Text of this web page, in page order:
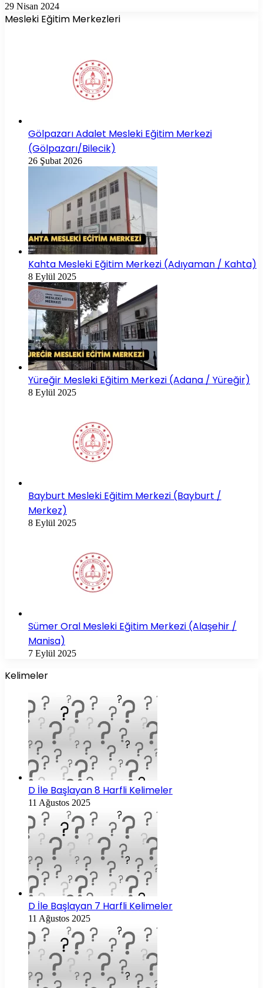
29 Nisan 2024
Mesleki Eğitim Merkezleri
Gölpazarı Adalet Mesleki Eğitim Merkezi
(Gölpazarı/Bilecik)
26 Şubat 2026
Kahta Mesleki Eğitim Merkezi (Adıyaman / Kahta)
8 Eylül 2025
Yüreğir Mesleki Eğitim Merkezi (Adana / Yüreğir)
8 Eylül 2025
Bayburt Mesleki Eğitim Merkezi (Bayburt /
Merkez)
8 Eylül 2025
Sümer Oral Mesleki Eğitim Merkezi (Alaşehir /
Manisa)
7 Eylül 2025
Kelimeler
D İle Başlayan 8 Harfli Kelimeler
11 Ağustos 2025
D İle Başlayan 7 Harfli Kelimeler
11 Ağustos 2025